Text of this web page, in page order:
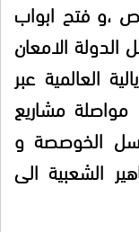
،و فتح ابواب
الدولة الامعان
العالمية عبر
مشاريع
الخوصصة و
الشعبية الى